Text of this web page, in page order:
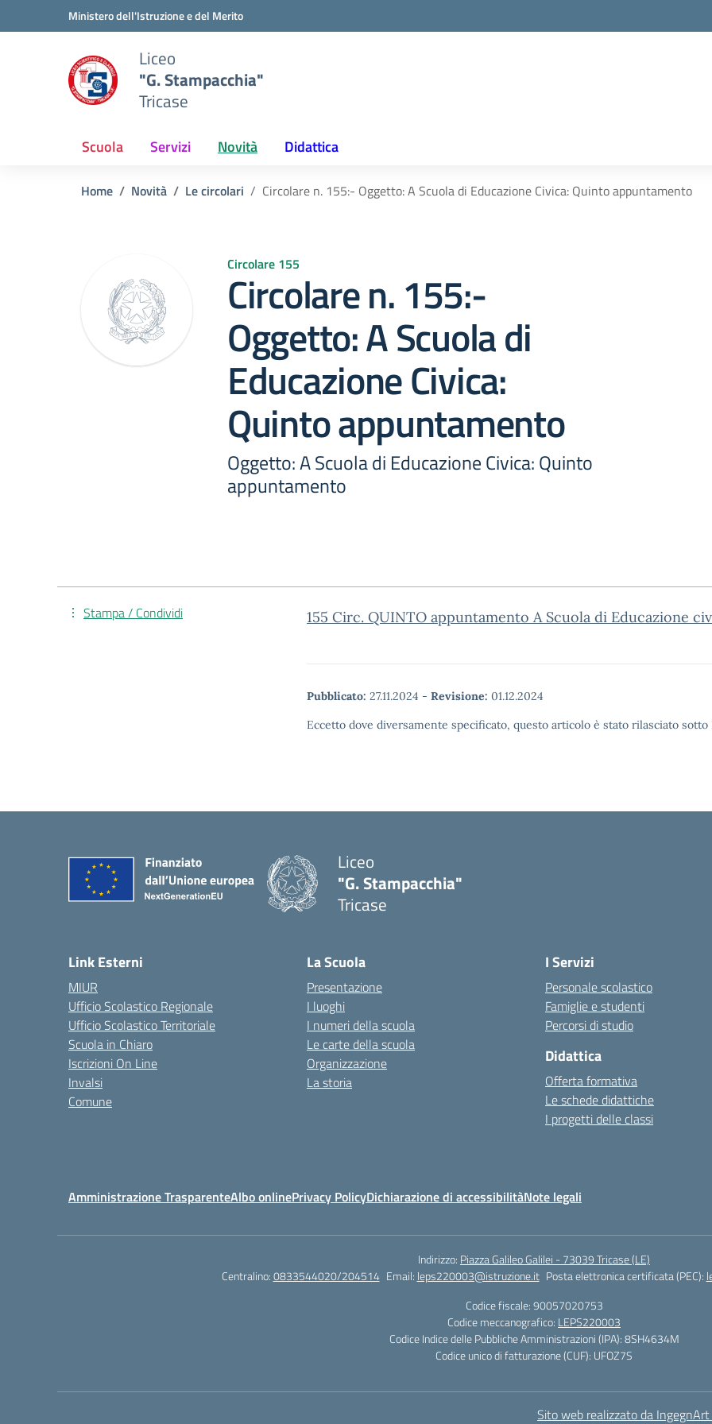
Vai ai contenuti
Vai al menu di navigazioneMinistero dell'Istruzione e del Merito
Liceo
"G. Stampacchia"
Tricase
Scuola Servizi Novità Didattica
Home Novità Le circolari Circolare n. 155:- Oggetto: A Scuola di Educazione Civica: Quinto appuntamento
Circolare 155
Circolare n. 155:-
Oggetto: A Scuola di
Educazione Civica:
Quinto appuntamento
Oggetto: A Scuola di Educazione Civica: Quinto
appuntamento
155 Circ. QUINTO appuntamento A Scuola di Educazione
Pubblicato: 27.11.2024 - Revisione: 01.12.2024
Eccetto dove diversamente specificato, questo articolo è stato rilasciato
Stampa / Condividi
Liceo
"G. Stampacchia"
Tricase
Link Esterni
MIUR
Ufficio Scolastico Regionale
Ufficio Scolastico Territoriale
Scuola in Chiaro
Iscrizioni On Line
Invalsi
Comune
La Scuola
Presentazione
I luoghi
I numeri della scuola
Le carte della scuola
Organizzazione
La storia
I Servizi
Personale scolastico
Famiglie e studenti
Percorsi di studio
Didattica
Offerta formativa
Le schede didattiche
I progetti delle classi
Amministrazione TrasparenteAlbo onlinePrivacy PolicyDichiarazione di accessibilitàNote legali
Indirizzo: Piazza Galileo Galilei - 73039 Tricase (LE)
Centralino:0833544020/204514 Email: leps220003@istruzione.it Posta elettronica certificata (PEC):
Codice fiscale: 90057020753
Codice meccanografico: LEPS220003
Codice Indice delle Pubbliche Amministrazioni (IPA): 8SH4634M
Codice unico di fatturazione (CUF): UFOZ7S
Sito web realizzato da IngegnArt